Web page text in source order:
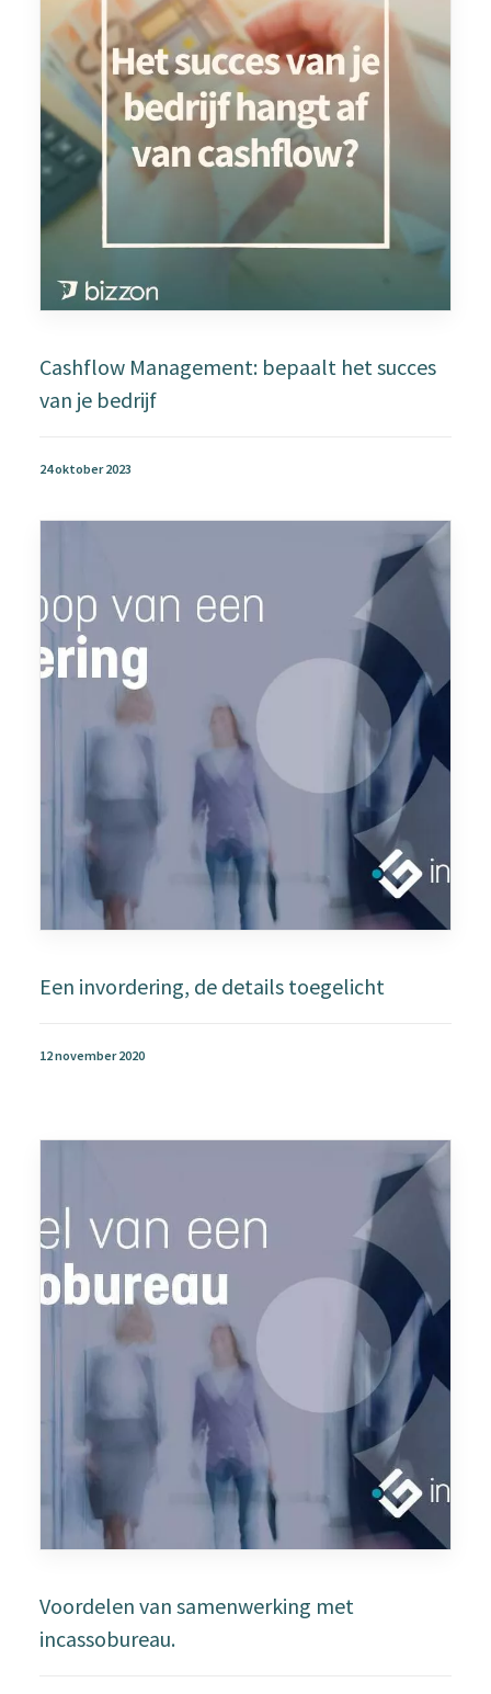
Cashflow Management: bepaalt het succes
van je bedrijf
24 oktober 2023
Een invordering, de details toegelicht
12 november 2020
Voordelen van samenwerking met
incassobureau.